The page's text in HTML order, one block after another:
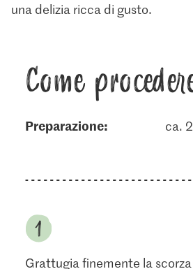
una delizia ricca di gusto.
Come
Preparazione: ca.
Grattugia finemente la